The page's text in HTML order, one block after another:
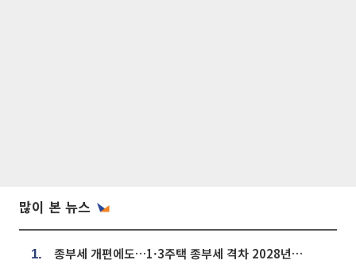
많이 본 뉴스
1. 종부세 개편에도…1·3주택 종부세 격차 2028년부터 확대